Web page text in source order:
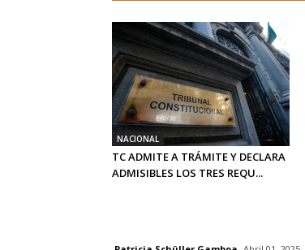
NACIONAL
TC ADMITE A TRÁMITE Y DECLARA
ADMISIBLES LOS TRES REQU...